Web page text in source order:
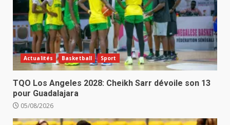
Actualités Basketball Sport
TQO Los Angeles 2028: Cheikh Sarr dévoile son 13
pour Guadalajara
05/08/2026